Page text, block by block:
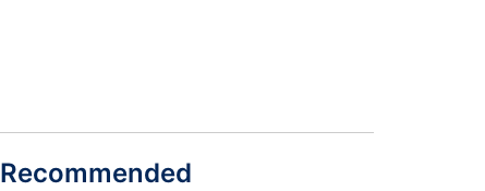
Recommended